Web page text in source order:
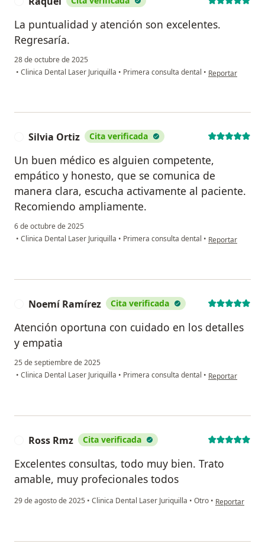
La puntualidad y atención son excelentes.
Regresaría.
28 de octubre de 2025
• Clinica Dental Laser Juriquilla • Primera consulta dental • en opinión del
Reportar
Silvia Ortiz Cita verificada
Un buen médico es alguien competente,
empático y honesto, que se comunica de
manera clara, escucha activamente al paciente.
Recomiendo ampliamente.
6 de octubre de 2025
• Clinica Dental Laser Juriquilla • Primera consulta dental • en opinión del
Reportar
Noemí Ramírez Cita verificada
Atención oportuna con cuidado en los detalles
y empatia
25 de septiembre de 2025
• Clinica Dental Laser Juriquilla • Primera consulta dental • en opinión del
Reportar
Ross Rmz Cita verificada
Excelentes consultas, todo muy bien. Trato
amable, muy profecionales todos
29 de agosto de 2025 • Clinica Dental Laser Juriquilla • Otro • en opinión del
Reportar